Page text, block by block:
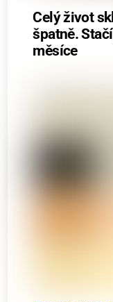
Celý život
špatně.
měsíce